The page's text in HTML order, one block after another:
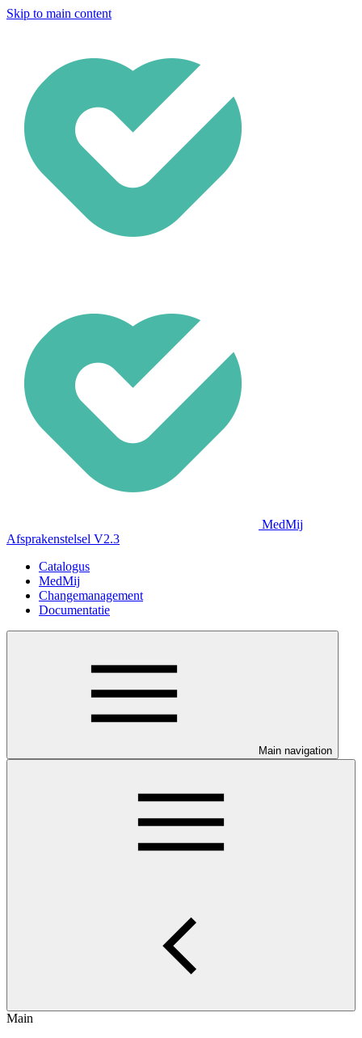
Skip to main content
MedMij
Afsprakenstelsel V2.3
Catalogus
MedMij
Changemanagement
Documentatie
Main navigation
Main